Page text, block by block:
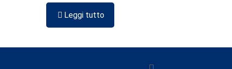
Leggi tutto